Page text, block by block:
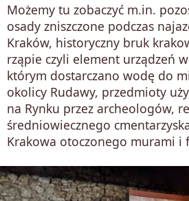
Możemy tu zobaczyć m.in.
osady zniszczone podczas
Kraków, historyczny bruk
rząpie czyli element urządzeń
którym dostarczano wodę do
okolicy Rudawy, przedmioty
na Rynku przez archeologów,
średniowiecznego
Krakowa otoczonego murami i